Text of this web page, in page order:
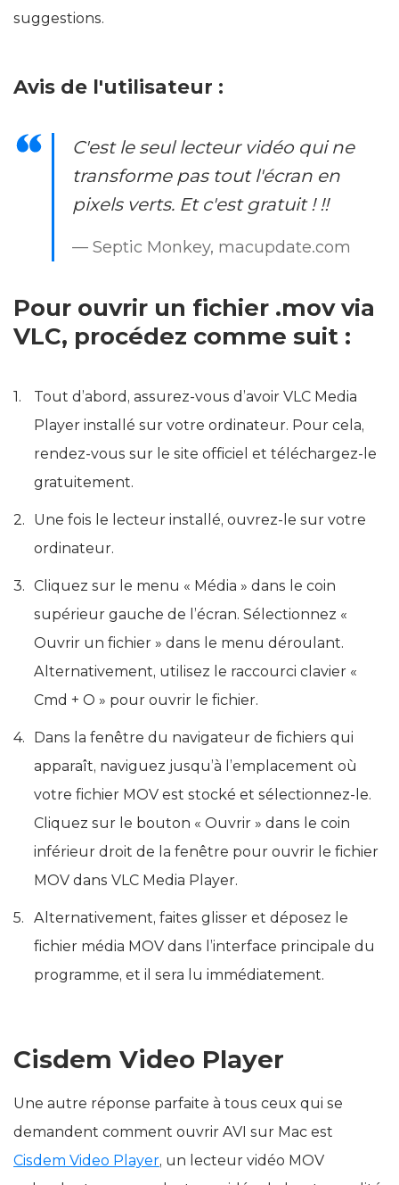
suggestions.
Avis de l'utilisateur :
C'est le seul lecteur vidéo qui ne
transforme pas tout l'écran en
pixels verts. Et c'est gratuit ! !!
— Septic Monkey, macupdate.com
Pour ouvrir un fichier .mov via
VLC, procédez comme suit :
Tout d’abord, assurez-vous d’avoir VLC Media
Player installé sur votre ordinateur. Pour cela,
rendez-vous sur le site officiel et téléchargez-le
gratuitement.
Une fois le lecteur installé, ouvrez-le sur votre
ordinateur.
Cliquez sur le menu « Média » dans le coin
supérieur gauche de l’écran. Sélectionnez «
Ouvrir un fichier » dans le menu déroulant.
Alternativement, utilisez le raccourci clavier «
Cmd + O » pour ouvrir le fichier.
Dans la fenêtre du navigateur de fichiers qui
apparaît, naviguez jusqu’à l’emplacement où
votre fichier MOV est stocké et sélectionnez-le.
Cliquez sur le bouton « Ouvrir » dans le coin
inférieur droit de la fenêtre pour ouvrir le fichier
MOV dans VLC Media Player.
Alternativement, faites glisser et déposez le
fichier média MOV dans l’interface principale du
programme, et il sera lu immédiatement.
Cisdem Video Player
Une autre réponse parfaite à tous ceux qui se
demandent comment ouvrir AVI sur Mac est
Cisdem Video Player, un lecteur vidéo MOV